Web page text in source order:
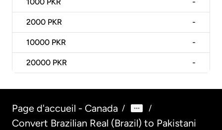
1000 PKR -
2000 PKR -
10000 PKR -
20000 PKR -
Page d'accueil - Canada / /
Convert Brazilian Real (Brazil) to Pakistani